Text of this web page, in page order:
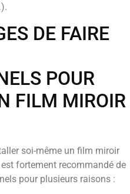
DE FAIRE
POUR
FILM MIROIR
soi-même un film miroir
fortement recommandé de
pour plusieurs raisons :